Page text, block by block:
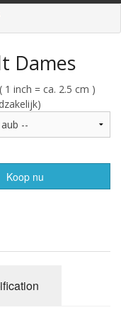
Dames
1 inch = ca. 2.5 cm )
Koop nu